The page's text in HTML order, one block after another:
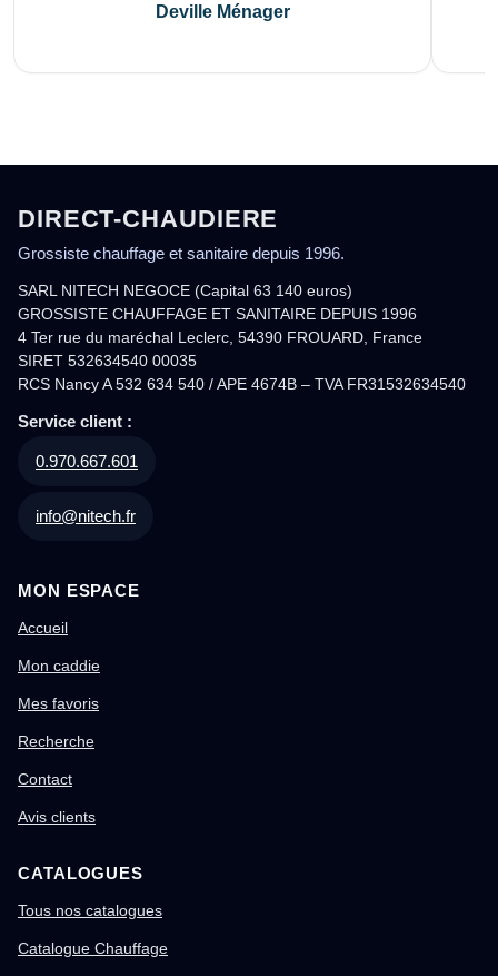
Deville Ménager
DIRECT-CHAUDIERE
Grossiste chauffage et sanitaire depuis 1996.
SARL NITECH NEGOCE (Capital 63 140 euros)
GROSSISTE CHAUFFAGE ET SANITAIRE DEPUIS 1996
4 Ter rue du maréchal Leclerc, 54390 FROUARD, France
SIRET 532634540 00035
RCS Nancy A 532 634 540 / APE 4674B – TVA FR31532634540
Service client :
0.970.667.601
info@nitech.fr
MON ESPACE
Accueil
Mon caddie
Mes favoris
Recherche
Contact
Avis clients
CATALOGUES
Tous nos catalogues
Catalogue Chauffage